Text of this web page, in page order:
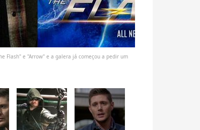
Flash" e "Arrow" e a galera já começou a pedir um